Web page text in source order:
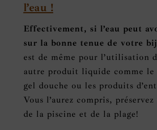
l’eau !
Effectivement, si l’eau peut
sur la bonne tenue de votre
est de même pour l’utilisation
autre produit liquide comme
gel douche ou les produits
Vous l’aurez compris,
de la piscine et de la plage!